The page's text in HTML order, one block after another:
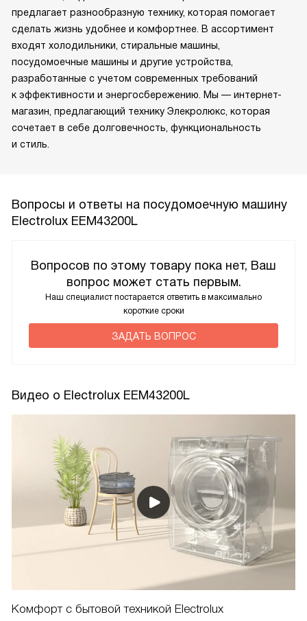
предлагает разнообразную технику, которая помогает
сделать жизнь удобнее и комфортнее. В ассортимент
входят холодильники, стиральные машины,
посудомоечные машины и другие устройства,
разработанные с учетом современных требований
к эффективности и энергосбережению. Мы — интернет-
магазин, предлагающий технику Элекролюкс, которая
сочетает в себе долговечность, функциональность
и стиль.
Вопросы и ответы на посудомоечную машину
Electrolux EEM43200L
Вопросов по этому товару пока нет, Ваш
вопрос может стать первым.
Наш специалист постарается ответить в максимально
короткие сроки
ЗАДАТЬ ВОПРОС
Видео о Electrolux EEM43200L
Комфорт с бытовой техникой Electrolux